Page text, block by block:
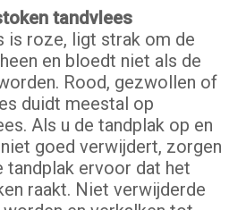
tandvlees
is roze, ligt strak om de
en bloedt niet als de
Rood, gezwollen of
duidt meestal op
Als u de tandplak op en
goed verwijdert, zorgen
tandplak ervoor dat het
raakt. Niet verwijderde